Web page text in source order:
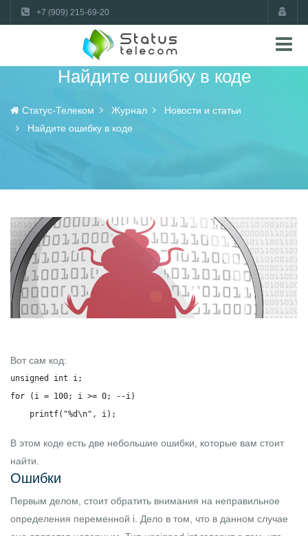
+7 (909) 215-69-20
Найдите ошибку в коде
Статус-Телеком Журнал
Новости и статьи
Найдите ошибку в коде
Вот сам код:
unsigned int i;
for (i = 100; i >= 0; --i)
    printf("%d\n", i);
В этом коде есть две небольшие ошибки, которые вам стоит
найти.
Ошибки
Первым делом, стоит обратить внимания на неправильное
определения переменной i . Дело в том, что в данном случае